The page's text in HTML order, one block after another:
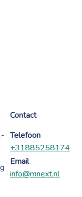
Contact
Telefoon
+31885258174
Email
info@mnext.nl